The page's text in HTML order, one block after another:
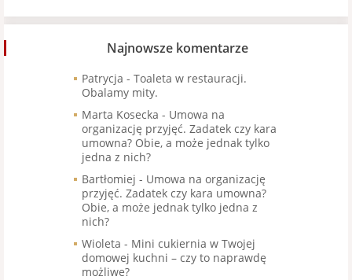
Najnowsze komentarze
Patrycja - Toaleta w restauracji.
Obalamy mity.
Marta Kosecka - Umowa na
organizację przyjęć. Zadatek czy kara
umowna? Obie, a może jednak tylko
jedna z nich?
Bartłomiej - Umowa na organizację
przyjęć. Zadatek czy kara umowna?
Obie, a może jednak tylko jedna z
nich?
Wioleta - Mini cukiernia w Twojej
domowej kuchni – czy to naprawdę
możliwe?